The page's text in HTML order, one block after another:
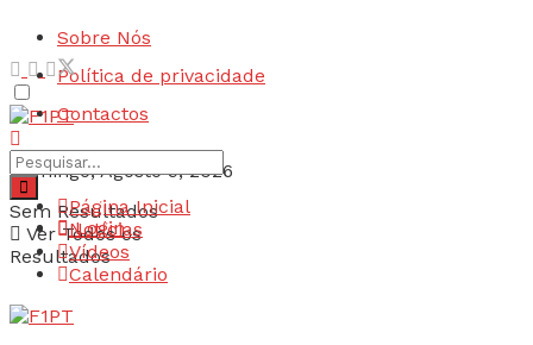
Sobre Nós
Política de privacidade
Contactos
Domingo, Agosto 9, 2026
Login
Sem Resultados
Ver Todos os
Resultados
Página Inicial
Notícias
Vídeos
Calendário